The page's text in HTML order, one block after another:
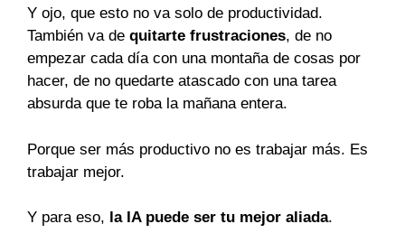
Y ojo, que esto no va solo de productividad.
También va de quitarte frustraciones, de no
empezar cada día con una montaña de cosas por
hacer, de no quedarte atascado con una tarea
absurda que te roba la mañana entera.
Porque ser más productivo no es trabajar más. Es
trabajar mejor.
Y para eso, la IA puede ser tu mejor aliada.